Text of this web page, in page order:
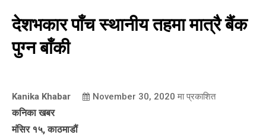
देशभकार पाँच स्थानीय तहमा मात्रै बैंक
पुग्न बाँकी
Kanika Khabar November 30, 2020 मा प्रकाशित
कनिका खबर
मंसिर १५, काठमाडौं